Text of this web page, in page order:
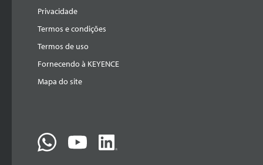
Privacidade
Termos e condições
Termos de uso
Fornecendo à KEYENCE
Mapa do site